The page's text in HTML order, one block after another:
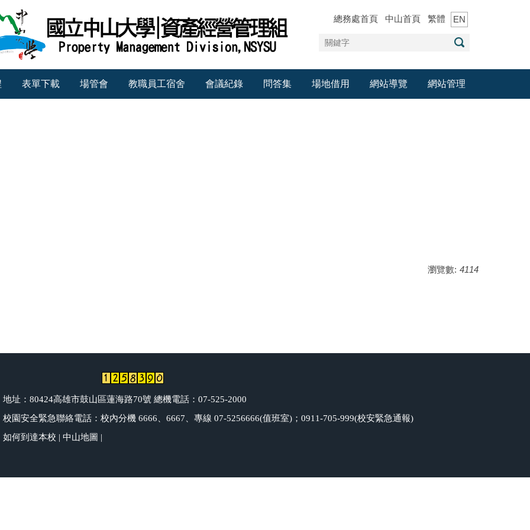
總務處首頁 中山首頁 繁體 EN
表單下載 場管會 教職員工宿舍 會議紀錄 問答集 場地借用 網站導覽 網站管理
瀏覽數: 4114
地址：80424高雄市鼓山區蓮海路70號 總機電話：07-525-2000
校園安全緊急聯絡電話：校內分機 6666、6667、專線 07-5256666(值班室)；0911-705-999(校安緊急通報)
如何到達本校 | 中山地圖 |